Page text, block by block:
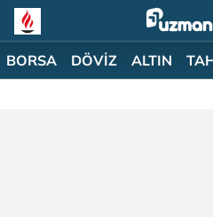
BORSA DÖVİZ ALTIN